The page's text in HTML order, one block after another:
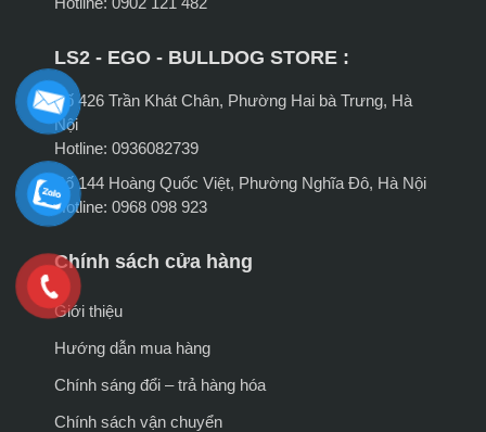
LS2 - EGO - BULLDOG STORE :
Số 426 Trần Khát Chân, Phường Hai bà Trưng, Hà
Nội
Hotline: 0936082739
Số 144 Hoàng Quốc Việt, Phường Nghĩa Đô, Hà Nội
Hotline: 0968 098 923
Chính sách cửa hàng
Giới thiệu
Hướng dẫn mua hàng
Chính sáng đổi – trả hàng hóa
Chính sách vận chuyển